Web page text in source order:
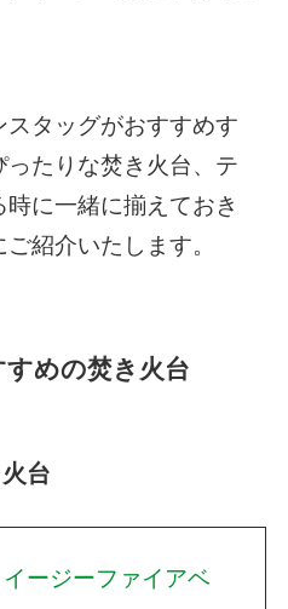
タッグがおすすめす
たりな焚き火台、テ
に一緒に揃えておき
紹介いたします。
めの焚き火台
台
ージーファイアベ